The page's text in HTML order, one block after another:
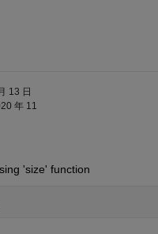
13 日
年 11
'size' function